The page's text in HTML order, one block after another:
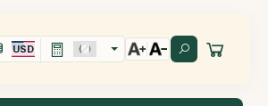
USD